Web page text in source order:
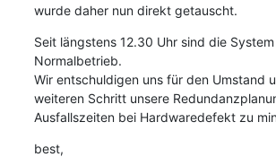
wurde daher nun direkt getauscht.
Seit längstens 12.30 Uhr sind die
Normalbetrieb.
Wir entschuldigen uns für den Umstand
weiteren Schritt unsere
Ausfallszeiten bei Hardwaredefekt zu
best,